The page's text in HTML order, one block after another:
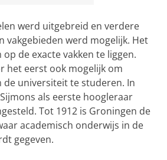
werd uitgebreid en verdere
vakgebieden werd mogelijk. Het
de exacte vakken te liggen.
het eerst ook mogelijk om
de universiteit te studeren. In
als eerste hoogleraar
Tot 1912 is Groningen de
academisch onderwijs in de
gegeven.